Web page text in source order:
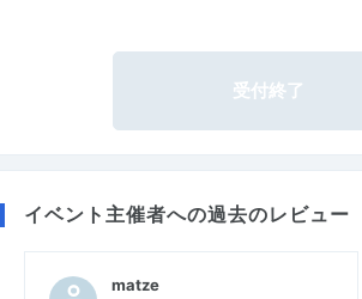
受付終了
イベント主催者への過去のレビュー
matze